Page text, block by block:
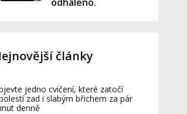
články
jedno cvičení, které zatočí
zad i slabým břichem za pár
denně